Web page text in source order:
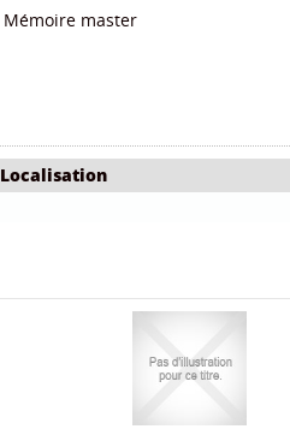
Mémoire master
Localisation